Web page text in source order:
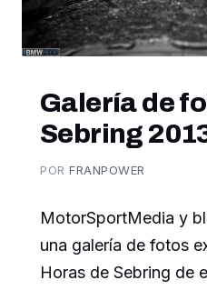
Galería de
Sebring
PORFRANPOWER
MotorSportMedia y
una galería de fotos
Horas de Sebring de